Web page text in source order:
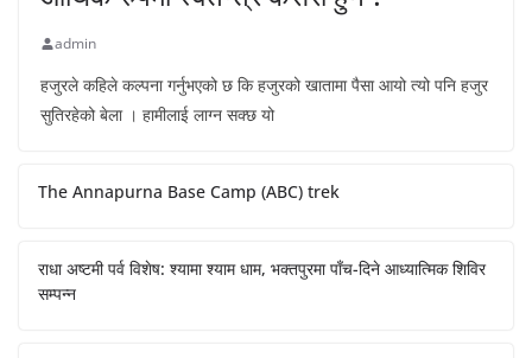
admin
हजुरले कहिले कल्पना गर्नुभएको छ कि हजुरको खातामा पैसा आयो त्यो पनि हजुर
सुतिरहेको बेला । हामीलाई लाग्न सक्छ यो
The Annapurna Base Camp (ABC) trek
राधा अष्टमी पर्व विशेष: श्यामा श्याम धाम, भक्तपुरमा पाँच-दिने आध्यात्मिक शिविर
सम्पन्न